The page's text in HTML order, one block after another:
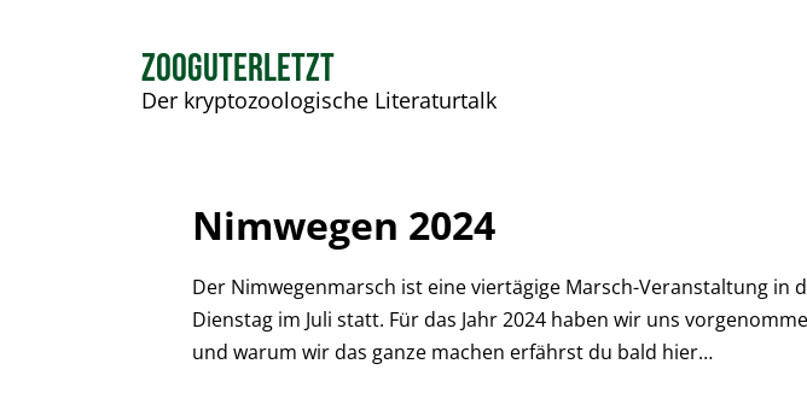
ZOOGUTERLETZT
Der kryptozoologische Literaturtalk
Nimwegen 2024
Der Nimwegenmarsch ist eine viertägige Marsch-Veranstaltung
Dienstag im Juli statt. Für das Jahr 2024 haben wir uns
und warum wir das ganze machen erfährst du bald hier…